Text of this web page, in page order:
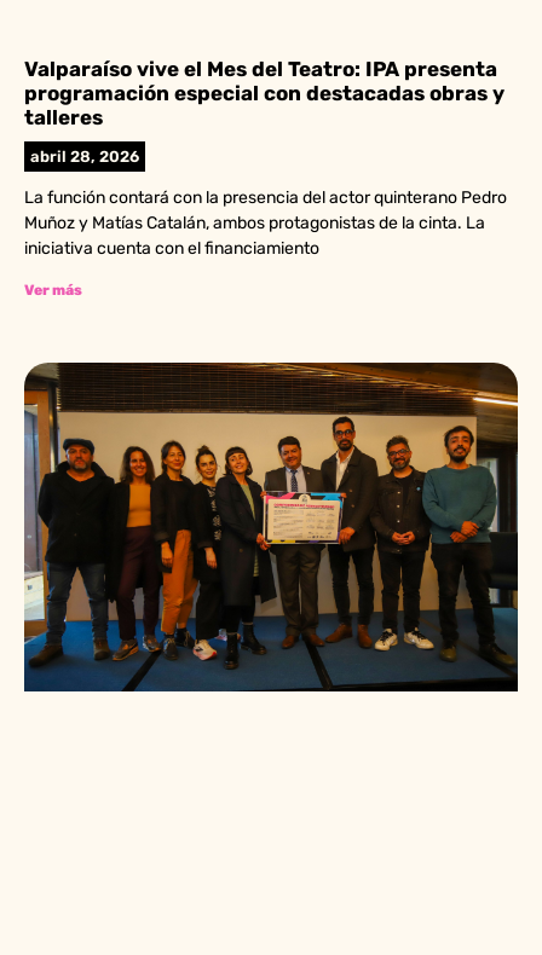
Valparaíso vive el Mes del Teatro: IPA presenta
programación especial con destacadas obras y
talleres
abril 28, 2026
La función contará con la presencia del actor quinterano Pedro
Muñoz y Matías Catalán, ambos protagonistas de la cinta. La
iniciativa cuenta con el financiamiento
Ver más